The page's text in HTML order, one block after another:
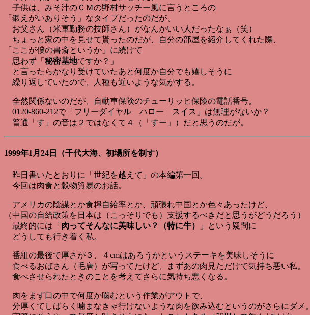
子供は、みそ汁のＣＭの野村サッチー風に言うところの
「鍛えがいありそう」なタイプだったのだが、
お父さん（米軍勤務の技師さん）がなんかいい人だったなぁ（笑）
ちょっと家の中を見せて貰ったのだが、自分の部屋を紹介してくれた際、
「ここが僕の書斎というか」に続けて
思わず「 秘密基地ですか？」
と言ったらかなり受けていたあと何度か自分でも嬉しそうに
繰り返していたので、人種も近いような気がする。
全然関係ないのだが、自動車保険のチューリッヒ保険の電話番号。
0120-860-212で「フリーダイヤル ハロー スイス」は無理がないか？
普通「す」の音は２ではなくて４（「すー」）だと思うのだが。
1999年1月24日（千代大海、初場所を制す）
昨日書いたとおりに「世紀を越えて」の本編第一回。
今回は肉食と穀物貿易のお話。
アメリカの陰謀とか食糧自給率とか、頑張れ中国とか色々あったけど、
（中国の自給政策を日本は（こっそりでも）支援するべきだと思うがどうだろう）
最終的には「 肉ってそんなに美味しい？（特に牛）
」という疑問に
どうしても行き着く私。
番組の最後で厚さが３、４cmはあろうかというステーキを美味しそうに
食べるおばさん（毛唐）が写ってたけど、まずあの肉見ただけで気持ち悪い私。
食べさせられたときのことを考えてさらに気持ち悪くなる。
肉をまず口の中で何度か噛むという作業がアウトで、
分厚くてしばらく噛まなきゃ行けないような肉を飲み込むというのがさらにダメ。